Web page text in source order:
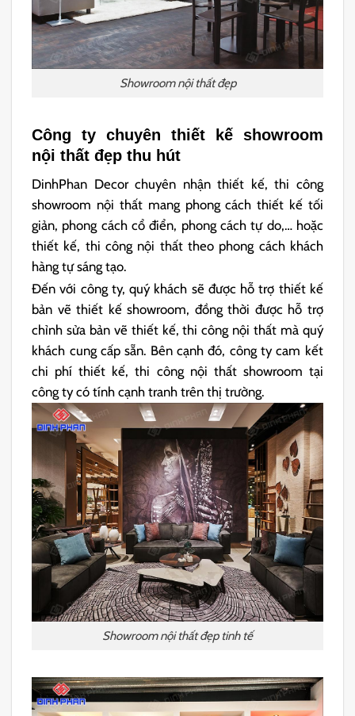
Showroom nội thất đẹp
Công ty chuyên thiết kế showroom
nội thất đẹp thu hút
DinhPhan Decor chuyên nhận thiết kế, thi công
showroom nội thất mang phong cách thiết kế tối
giản, phong cách cổ điển, phong cách tự do,… hoặc
thiết kế, thi công nội thất theo phong cách khách
hàng tự sáng tạo.
Đến với công ty, quý khách sẽ được hỗ trợ thiết kế
bản vẽ thiết kế showroom, đồng thời được hỗ trợ
chỉnh sửa bản vẽ thiết kế, thi công nội thất mà quý
khách cung cấp sẵn. Bên cạnh đó, công ty cam kết
chi phí thiết kế, thi công nội thất showroom tại
công ty có tính cạnh tranh trên thị trường.
Showroom nội thất đẹp tinh tế